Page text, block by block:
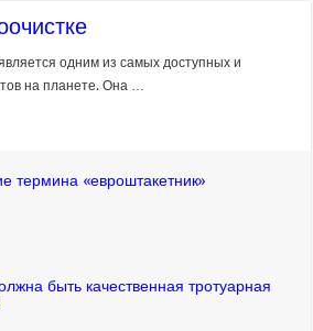
одним из самых доступных и
на планете. Она …
термина «евроштакетник»
быть качественная тротуарная